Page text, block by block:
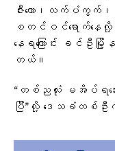
ဇီးတော၊လက်ပံကွက်၊တ
စတင်ဝင်ရောက်နေလို့ ဒ
နေရကြောင်း ခင်ဦးမ
တယ်။
“တစ်ညလုံး မအိပ်ရသေး
ပြီ”လို့ ဒေသခံတစ်ဦးက